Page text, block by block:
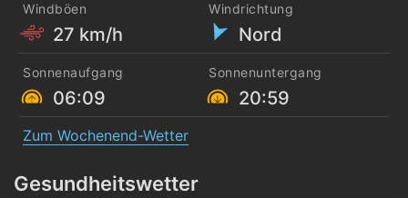
Windböen
27 km/h
Windrichtung
Nord
Sonnenaufgang
06:09
Sonnenuntergang
20:59
Zum Wochenend-Wetter
Gesundheitswetter